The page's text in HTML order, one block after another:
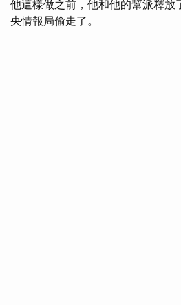
他這樣做之前，他和他的幫派釋放
央情報局偷走了。